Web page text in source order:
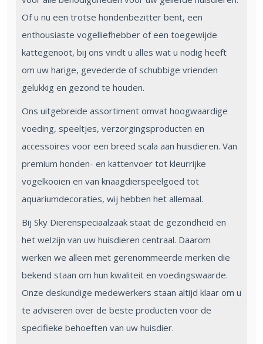
Of u nu een trotse hondenbezitter bent, een
enthousiaste vogelliefhebber of een toegewijde
kattegenoot, bij ons vindt u alles wat u nodig heeft
om uw harige, gevederde of schubbige vrienden
gelukkig en gezond te houden.
Ons uitgebreide assortiment omvat hoogwaardige
voeding, speeltjes, verzorgingsproducten en
accessoires voor een breed scala aan huisdieren. Van
premium honden- en kattenvoer tot kleurrijke
vogelkooien en van knaagdierspeelgoed tot
aquariumdecoraties, wij hebben het allemaal.
Bij Sky Dierenspeciaalzaak staat de gezondheid en
het welzijn van uw huisdieren centraal. Daarom
werken we alleen met gerenommeerde merken die
bekend staan om hun kwaliteit en voedingswaarde.
Onze deskundige medewerkers staan altijd klaar om u
te adviseren over de beste producten voor de
specifieke behoeften van uw huisdier.